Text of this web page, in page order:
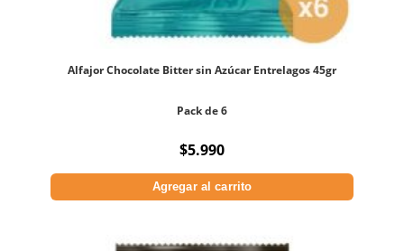
Alfajor Chocolate Bitter sin Azúcar Entrelagos 45gr
Pack de 6
$5.990
Agregar al carrito